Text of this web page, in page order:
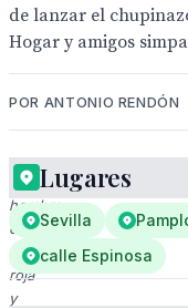
de lanzar el
Hogar y amigos
POR ANTONIO RENDÓN
Un
hombre
con
gorra
roja
y
Lugares
Sevilla
calle Espinosa